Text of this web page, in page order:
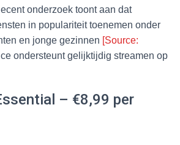
onderzoek toont aan dat
in populariteit toenemen onder
en jonge gezinnen [Source:
ondersteunt gelijktijdig streamen op
– €8,99 per